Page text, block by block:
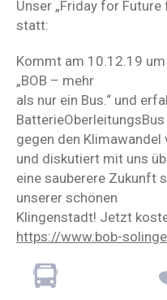
Unser „Friday for
statt:
Kommt am 10.12.19
„BOB – mehr
als nur ein Bus.“ und
gegen den Klimawandel
und diskutiert mit uns
eine sauberere Zukunft
unserer schönen
Klingenstadt! Jetzt
https://www.bob-